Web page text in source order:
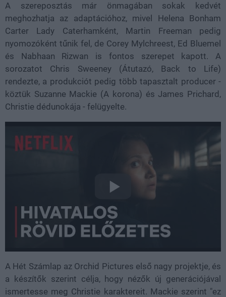
A szereposztás már önmagában sokak kedvét
meghozhatja az adaptációhoz, mivel Helena Bonham
Carter Lady Caterhamként, Martin Freeman pedig
nyomozóként tűnik fel, de Corey Mylchreest, Ed Bluemel
és Nabhaan Rizwan is fontos szerepet kapott. A
sorozatot Chris Sweeney (Átutazó, Back to Life)
rendezte, a produkciót pedig több tapasztalt producer -
köztük Suzanne Mackie (A korona) és James Prichard,
Christie dédunokája - felügyelte.
A Hét Számlap az Orchid Pictures első nagy projektje, és
a készítők szerint célja, hogy nézők új generációjával
ismertesse meg Christie karaktereit. Mackie szerint "ez